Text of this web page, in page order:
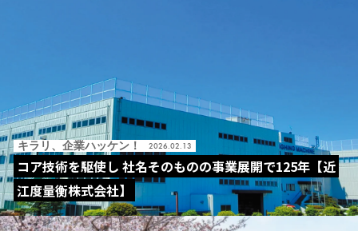
キラリ、企業ハッケン！ 2026.02.13
コア技術を駆使し 社名そのものの事業展開で125年【近
江度量衡株式会社】